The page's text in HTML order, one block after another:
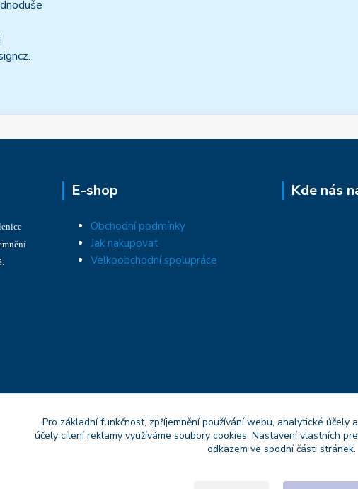
E-shop
Obchodní podmínky
Jak nakupovat
Velkoobchodní spolupráce
Kde nás
Pro základní funkčnost, zpříjemnění používání webu, analytické účely
účely cílení reklamy využíváme soubory cookies. Nastavení vlastních
odkazem ve spodní části stránek.